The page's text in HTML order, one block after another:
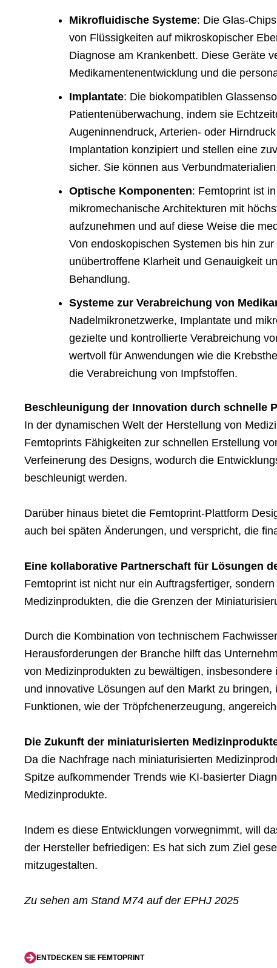
Mikrofluidische Systeme: Die Glas-
von Flüssigkeiten auf mikroskopischer
Diagnose am Krankenbett. Diese Geräte
Medikamentenentwicklung und die
Implantate: Die biokompatiblen
Patientenüberwachung, indem sie
Augeninnendruck, Arterien- oder
Implantation konzipiert und stellen eine
sicher. Sie können aus
Optische Komponenten: Femtoprint ist
mikromechanische Architekturen mit
aufzunehmen und auf diese Weise die
Von endoskopischen Systemen bis hin
unübertroffene Klarheit und Genauigkeit
Behandlung.
Systeme zur Verabreichung von
Nadelmikronetzwerke, Implantate und
gezielte und kontrollierte Verabreichung
wertvoll für Anwendungen wie die
die Verabreichung von Impfstoffen.
Beschleunigung der Innovation durch schnelle
In der dynamischen Welt der Herstellung von
Femtoprints Fähigkeiten zur schnellen Erstellung
Verfeinerung des Designs, wodurch die
beschleunigt werden.
Darüber hinaus bietet die Femtoprint-Plattform
auch bei späten Änderungen, und verspricht, die
Eine kollaborative Partnerschaft für Lösungen
Femtoprint ist nicht nur ein Auftragsfertiger,
Medizinprodukten, die die Grenzen der
Durch die Kombination von technischem
Herausforderungen der Branche hilft das
von Medizinprodukten zu bewältigen,
und innovative Lösungen auf den Markt zu
Funktionen, wie der Tröpfchenerzeugung,
Die Zukunft der miniaturisierten
Da die Nachfrage nach miniaturisierten
Spitze aufkommender Trends wie KI-basierter
Medizinprodukte.
Indem es diese Entwicklungen vorwegnimmt, will
der Hersteller befriedigen: Es hat sich zum Ziel
mitzugestalten.
Zu sehen am Stand M74 auf der EPHJ 2025
ENTDECKEN SIE FEMTOPRINT